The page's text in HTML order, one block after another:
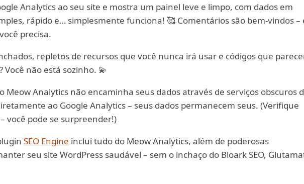
Analytics ao seu site e mostra um painel leve e limpo, com dados em
rápido e… simplesmente funciona! 🥰 Comentários são bem-vindos –
precisa.
repletos de recursos que você nunca irá usar e códigos que
não está sozinho. 💫
Analytics não encaminha seus dados através de serviços obscuros
ao Google Analytics – seus dados permanecem seus. (Verifique
você pode se surpreender!)
SEO Engine inclui tudo do Meow Analytics, além de poderosas
seu site WordPress saudável – sem o inchaço do Bloark SEO,